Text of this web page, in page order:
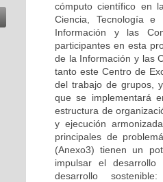
cómputo científico en
Ciencia, Tecnología
Información y las
participantes en esta
de la Información y las
tanto este Centro de
del trabajo de grupos,
que se implementará
estructura de
y ejecución
principales de
(Anexo3) tienen un
impulsar el desarrollo
desarrollo